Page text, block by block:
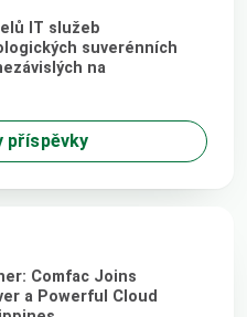
IT služeb
suverénních
na
příspěvky
Comfac Joins
a Powerful Cloud